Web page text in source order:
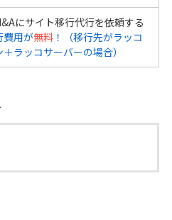
にサイト移行代行を依頼する
費用が無料！（移行先がラッコ
＋ラッコサーバーの場合）